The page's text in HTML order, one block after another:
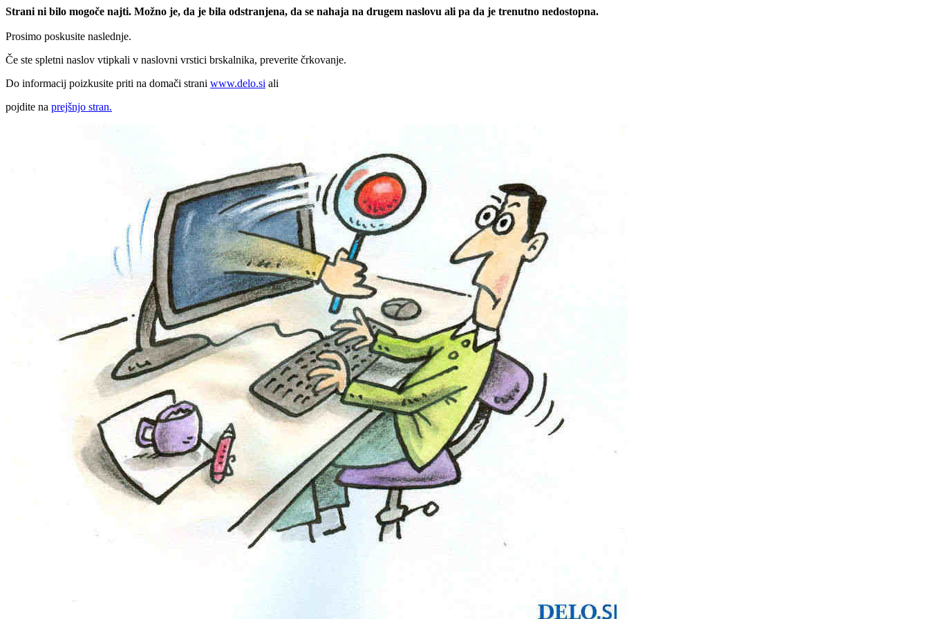
Strani ni bilo mogoče najti. Možno je, da je bila odstranjena, da se nahaja na drugem naslovu ali pa da je trenutno nedostopna.
Prosimo poskusite naslednje.
Če ste spletni naslov vtipkali v naslovni vrstici brskalnika, preverite črkovanje.
Do informacij poizkusite priti na domači strani www.delo.si ali
pojdite na prejšnjo stran.